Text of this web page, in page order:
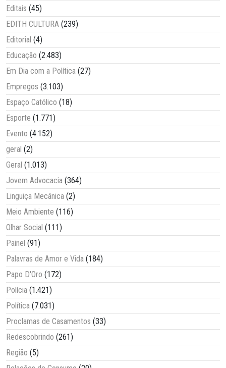
Editais (45)
EDITH CULTURA (239)
Editorial (4)
Educação (2.483)
Em Dia com a Política (27)
Empregos (3.103)
Espaço Católico (18)
Esporte (1.771)
Evento (4.152)
geral (2)
Geral (1.013)
Jovem Advocacia (364)
Linguiça Mecânica (2)
Meio Ambiente (116)
Olhar Social (111)
Painel (91)
Palavras de Amor e Vida (184)
Papo D'Oro (172)
Polícia (1.421)
Política (7.031)
Proclamas de Casamentos (33)
Redescobrindo (261)
Região (5)